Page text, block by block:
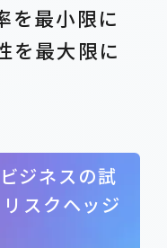
を最小限に
を最大限に
ジネスの試
スクヘッジ